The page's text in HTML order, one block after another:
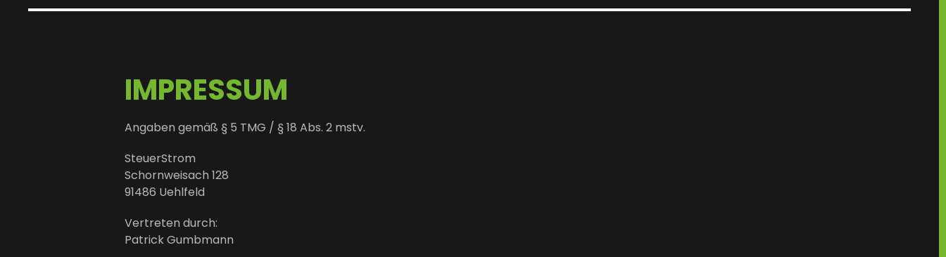
IMPRESSUM
Angaben gemäß § 5 TMG / § 18 Abs. 2 mstv.
SteuerStrom
Schornweisach 128
91486 Uehlfeld
Vertreten durch:
Patrick Gumbmann